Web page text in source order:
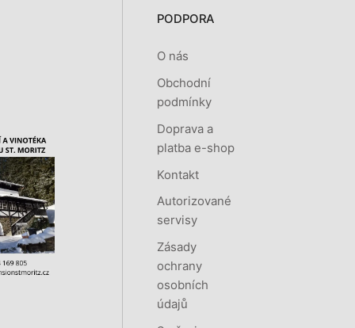
PODPORA
O nás
Obchodní
podmínky
Doprava a
platba e-shop
Kontakt
Autorizované
servisy
Zásady
ochrany
osobních
údajů